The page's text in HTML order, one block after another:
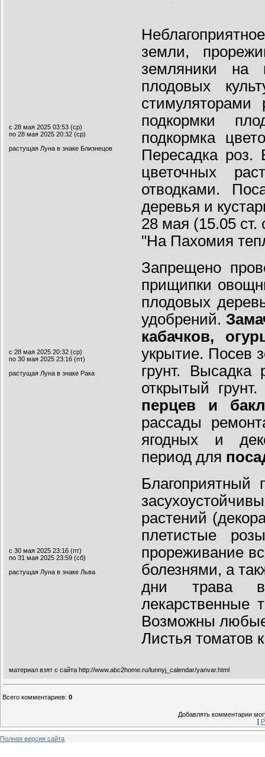
с 28 мая 2025 03:53 (ср)
по 28 мая 2025 20:32 (ср)
растущая Луна в знаке Близнецов
земли,
земляники на
плодовых
стимуляторами
подкормки
подкормка
Пересадка роз.
цветочных
отводками.
деревья и
28 мая (15.05
"На Пахомия
с 28 мая 2025 20:32 (ср)
по 30 мая 2025 23:16 (пт)
растущая Луна в знаке Рака
Запрещено
прищипки
плодовых
удобрений.
кабачков,
укрытие. Посев
грунт. Высадка
открытый
перцев и
рассады
ягодных и
период для
с 30 мая 2025 23:16 (пт)
по 31 мая 2025 23:59 (сб)
растущая Луна в знаке Льва
Благоприятный
растений
плетистые
прореживание
болезнями, а
дни трава
лекарственные
Возможны любые
Листья томатов
материал взят с сайта http://www.abc2home.ru/lunnyj_calendar/yanvar.html
Всего комментариев: 0
Добавлять комментарии
[
Полная версия сайта